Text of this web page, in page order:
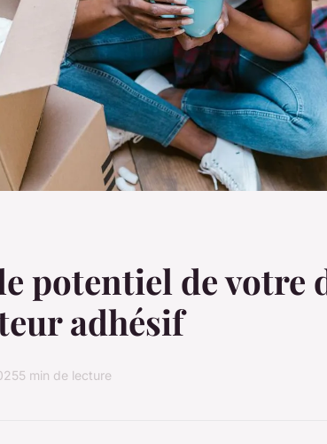
potentiel de votre
adhésif
5 min de lecture